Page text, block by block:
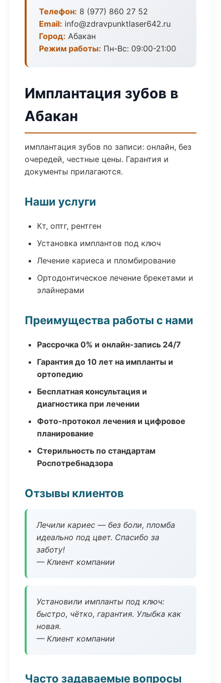
Телефон: 8 (977) 860 27 52
Email: info@zdravpunktlaser642.ru
Город: Абакан
Режим работы: Пн-Вс: 09:00-21:00
Имплантация зубов в
Абакан
имплантация зубов по записи: онлайн, без
очередей, честные цены. Гарантия и
документы прилагаются.
Наши услуги
Кт, оптг, рентген
Установка имплантов под ключ
Лечение кариеса и пломбирование
Ортодонтическое лечение брекетами и
элайнерами
Преимущества работы с нами
Рассрочка 0% и онлайн-запись 24/7
Гарантия до 10 лет на импланты и
ортопедию
Бесплатная консультация и
диагностика при лечении
Фото-протокол лечения и цифровое
планирование
Стерильность по стандартам
Роспотребнадзора
Отзывы клиентов
Лечили кариес — без боли, пломба
идеально под цвет. Спасибо за
заботу!
— Клиент компании
Установили импланты под ключ:
быстро, чётко, гарантия. Улыбка как
новая.
— Клиент компании
Часто задаваемые вопросы